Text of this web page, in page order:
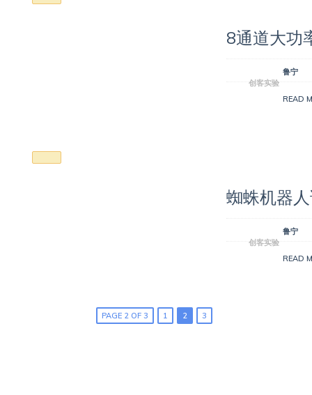
8通道大功
创客实验
鲁宁
READ
蜘蛛机器
创客实验
鲁宁
READ
PAGE 2 OF 3 1 2 3